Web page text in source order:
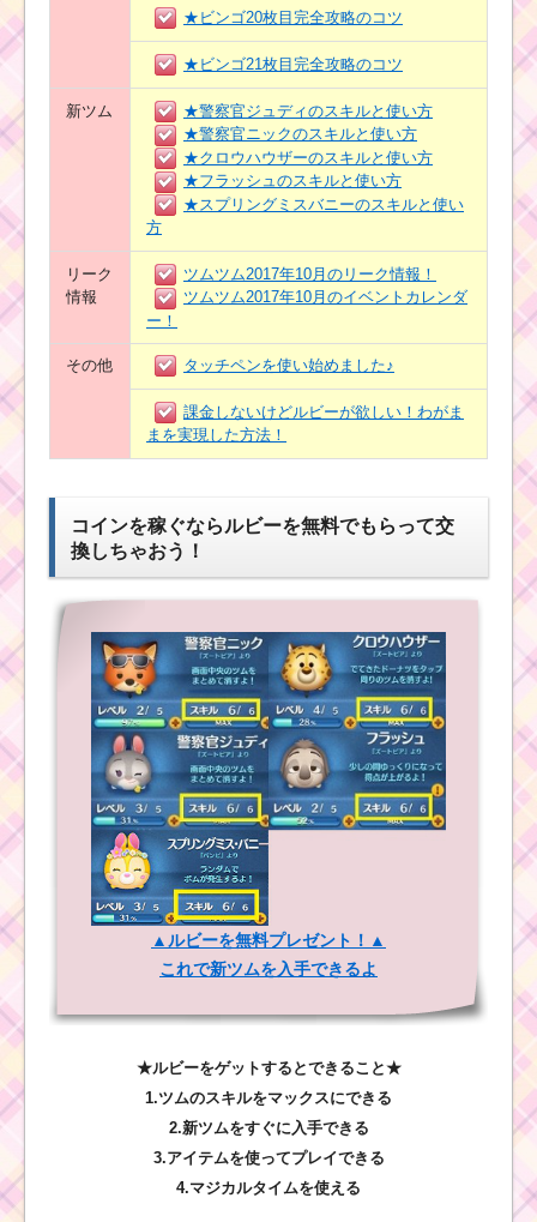
★ビンゴ20枚目完全攻略のコツ
★ビンゴ21枚目完全攻略のコツ
新ツム
★警察官ジュディのスキルと使い方
★警察官ニックのスキルと使い方
★クロウハウザーのスキルと使い方
★フラッシュのスキルと使い方
★スプリングミスバニーのスキルと使い
方
リーク
情報
ツムツム2017年10月のリーク情報！
ツムツム2017年10月のイベントカレンダ
ー！
その他 タッチペンを使い始めました♪
課金しないけどルビーが欲しい！わがま
まを実現した方法！
コインを稼ぐならルビーを無料でもらって交
換しちゃおう！
▲ルビーを無料プレゼント！▲
これで新ツムを入手できるよ
★ルビーをゲットするとできること★
1.ツムのスキルをマックスにできる
2.新ツムをすぐに入手できる
3.アイテムを使ってプレイできる
4.マジカルタイムを使える